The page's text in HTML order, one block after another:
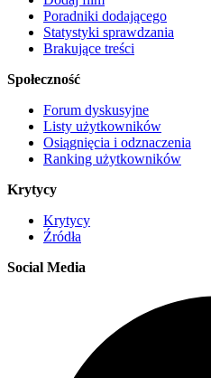
Poradniki dodającego
Statystyki sprawdzania
Brakujące treści
Społeczność
Forum dyskusyjne
Listy użytkowników
Osiągnięcia i odznaczenia
Ranking użytkowników
Krytycy
Krytycy
Źródła
Social Media